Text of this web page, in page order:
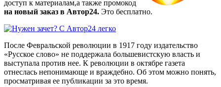
доступ к материалам,а также промокод
на новый заказ в Автор24. Это бесплатно.
После Февральской революции в 1917 году издательство
«Русское слово» не поддержала большевистскую власть и
выступала против нее. К революции в октябре газета
отнеслась непонимающе и враждебно. Об этом можно понять,
просматривая ее публикации за это время.